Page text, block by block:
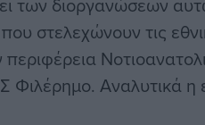
στελεχώνουν τις
περιφέρεια
Φιλέρημο. Αναλυτικά